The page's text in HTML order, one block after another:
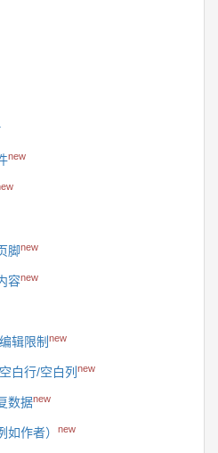
new
脚new
容new
辑限制 new
白行/空白列 new
数据new
作者） new